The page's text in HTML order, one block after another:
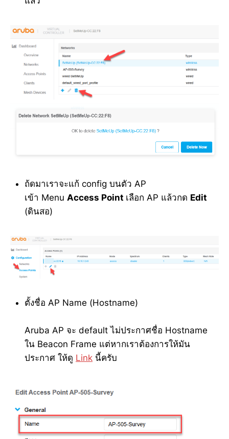
ถ้ดมาเราจะแก้ config บนตัว AP
เข้า Menu Access Point เลือก AP แล้วกด Edit
(ดินสอ)
ตั้งชื่อ AP Name (Hostname)
Aruba AP จะ default ไม่ประกาศชื่อ Hostname
ใน Beacon Frame แต่หากเราต้องการให้มัน
ประกาศ ให้ดู Link นี้ครับ